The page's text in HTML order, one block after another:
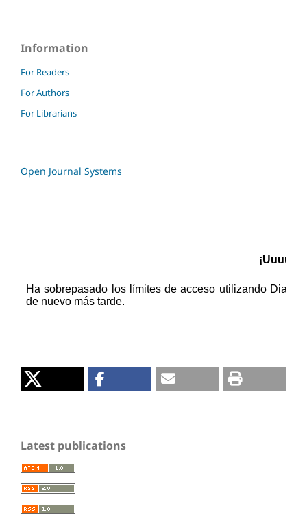
Information
For Readers
For Authors
For Librarians
Open Journal Systems
Latest publications